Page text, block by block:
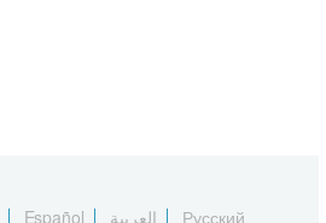
Español العربية Русский